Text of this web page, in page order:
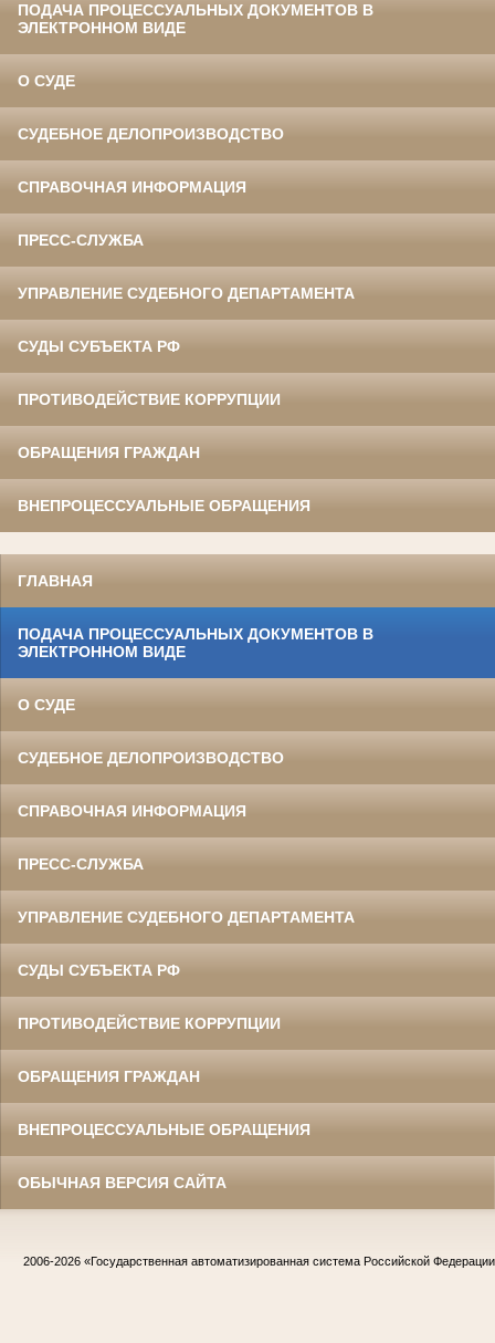
ПОДАЧА ПРОЦЕССУАЛЬНЫХ ДОКУМЕНТОВ В
ЭЛЕКТРОННОМ ВИДЕ
О СУДЕ
СУДЕБНОЕ ДЕЛОПРОИЗВОДСТВО
СПРАВОЧНАЯ ИНФОРМАЦИЯ
ПРЕСС-СЛУЖБА
УПРАВЛЕНИЕ СУДЕБНОГО ДЕПАРТАМЕНТА
СУДЫ СУБЪЕКТА РФ
ПРОТИВОДЕЙСТВИЕ КОРРУПЦИИ
ОБРАЩЕНИЯ ГРАЖДАН
ВНЕПРОЦЕССУАЛЬНЫЕ ОБРАЩЕНИЯ
ГЛАВНАЯ
ПОДАЧА ПРОЦЕССУАЛЬНЫХ ДОКУМЕНТОВ В
ЭЛЕКТРОННОМ ВИДЕ
О СУДЕ
СУДЕБНОЕ ДЕЛОПРОИЗВОДСТВО
СПРАВОЧНАЯ ИНФОРМАЦИЯ
ПРЕСС-СЛУЖБА
УПРАВЛЕНИЕ СУДЕБНОГО ДЕПАРТАМЕНТА
СУДЫ СУБЪЕКТА РФ
ПРОТИВОДЕЙСТВИЕ КОРРУПЦИИ
ОБРАЩЕНИЯ ГРАЖДАН
ВНЕПРОЦЕССУАЛЬНЫЕ ОБРАЩЕНИЯ
ОБЫЧНАЯ ВЕРСИЯ САЙТА
2006-2026 «Государственная автоматизированная система Российской